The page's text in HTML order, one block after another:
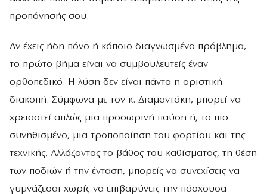
προπόνησής σου.
Αν έχεις ήδη πόνο ή κάποιο διαγνωσμένο πρόβλημα,
το πρώτο βήμα είναι να συμβουλευτείς έναν
ορθοπεδικό. Η λύση δεν είναι πάντα η οριστική
διακοπή. Σύμφωνα με τον κ. Διαμαντάκη, μπορεί να
χρειαστεί απλώς μια προσωρινή παύση ή, το πιο
συνηθισμένο, μια τροποποίηση του φορτίου και της
τεχνικής. Αλλάζοντας το βάθος του καθίσματος, τη θέση
των ποδιών ή την ένταση, μπορείς να συνεχίσεις να
γυμνάζεσαι χωρίς να επιβαρύνεις την πάσχουσα